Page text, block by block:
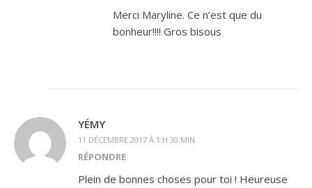
Merci Maryline. Ce n’est que du
bonheur!!!! Gros bisous
YÉMY
11 DÉCEMBRE 2017 À 1 H 30 MIN
RÉPONDRE
Plein de bonnes choses pour toi ! Heureuse